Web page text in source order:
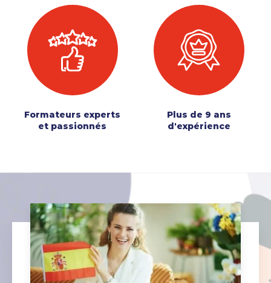
Formateurs experts
et passionnés
Plus de 9 ans
d'expérience